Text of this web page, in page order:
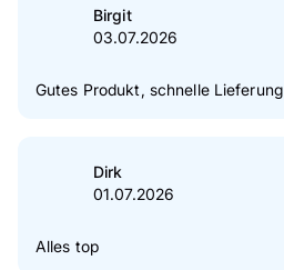
Sterne
Sterne
2 Sterne
Birgit
03.07.2026
Gutes Produkt, schnelle Lieferung
Dirk
01.07.2026
Alles top